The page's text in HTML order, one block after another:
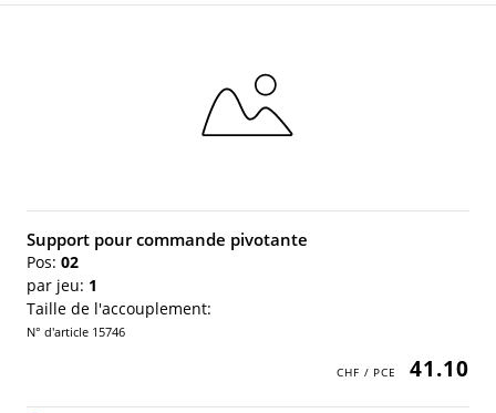
Support pour commande pivotante
Pos: 02
par jeu: 1
Taille de l'accouplement:
N° d'article 15746
41.10